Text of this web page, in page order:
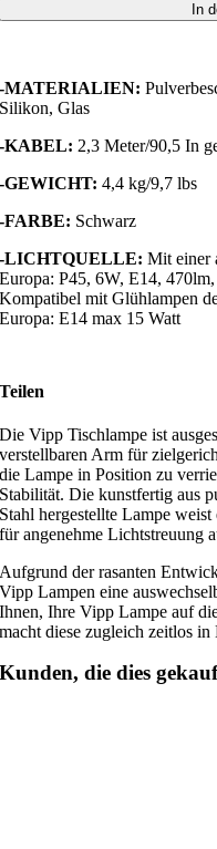
In
-MATERIALIEN:
Silikon, Glas
-KABEL: 2,3 Meter/90,5 In
-GEWICHT:4,4 kg/9,7 lbs
-FARBE: Schwarz
-LICHTQUELLE:Mit einer
Europa: P45, 6W, E14,
Kompatibel mit Glühlampen
Europa: E14 max 15 Watt
Teilen
Die Vipp Tischlampe ist
verstellbaren Arm für
die Lampe in Position zu
Stabilität. Die kunstfertig aus
Stahl hergestellte Lampe
für angenehme Lichtstreuung
Aufgrund der rasanten
Vipp Lampen eine
Ihnen, Ihre Vipp Lampe auf
macht diese zugleich zeitlos
Kunden, die dies